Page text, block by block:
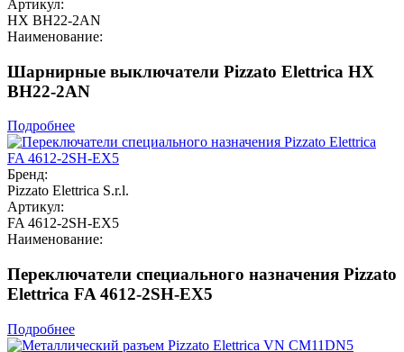
Артикул:
HX BH22-2AN
Наименование:
Шарнирные выключатели Pizzato Elettrica HX
BH22-2AN
Подробнее
Бренд:
Pizzato Elettrica S.r.l.
Артикул:
FA 4612-2SH-EX5
Наименование:
Переключатели специального назначения Pizzato
Elettrica FA 4612-2SH-EX5
Подробнее